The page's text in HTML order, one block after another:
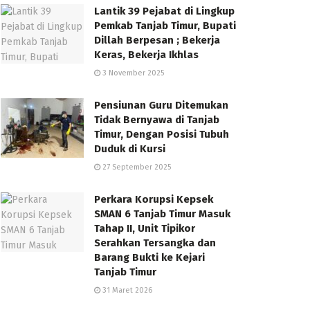
Lantik 39 Pejabat di Lingkup
Pemkab Tanjab Timur, Bupati
Dillah Berpesan ; Bekerja
Keras, Bekerja Ikhlas
3 November 2025
Pensiunan Guru Ditemukan
Tidak Bernyawa di Tanjab
Timur, Dengan Posisi Tubuh
Duduk di Kursi
27 September 2025
Perkara Korupsi Kepsek
SMAN 6 Tanjab Timur Masuk
Tahap II, Unit Tipikor
Serahkan Tersangka dan
Barang Bukti ke Kejari
Tanjab Timur
31 Maret 2026